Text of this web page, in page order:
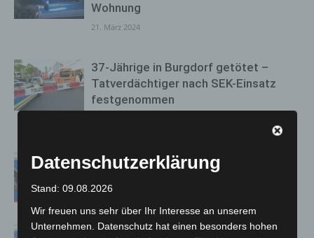
Wohnung
21. März 2024
37-Jährige in Burgdorf getötet –
Tatverdächtiger nach SEK-Einsatz
festgenommen
Zeugenaufruf: 23-jähriger Fußgänger
von Pkw erfasst und schwer verletzt
4. September 2022
Misburg: 18-jähriger Suzuki-Fahrer
Datenschutzerklärung
Stand: 09.08.2026
Wir freuen uns sehr über Ihr Interesse an unserem
Unternehmen. Datenschutz hat einen besonders hohen